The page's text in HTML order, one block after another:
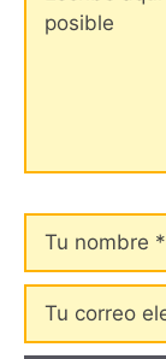
nombre
Tu
correo
elecrónico